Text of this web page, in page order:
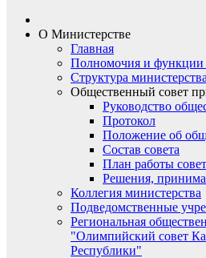
О Министерстве
Главная
Полномочия и функции
Структура министерства
Общественный совет
Руководство
Протокол
Положение об
Состав совета
План работы
Решения,
Коллегия министерства
Подведомственные
Региональная
"Олимпийский совет
Республики"